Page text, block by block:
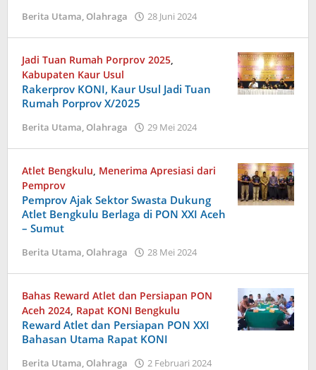
Berita Utama, Olahraga 28 Juni 2024
Jadi Tuan Rumah Porprov 2025,
Kabupaten Kaur Usul
Rakerprov KONI, Kaur Usul Jadi Tuan
Rumah Porprov X/2025
Berita Utama, Olahraga 29 Mei 2024
Atlet Bengkulu, Menerima Apresiasi dari
Pemprov
Pemprov Ajak Sektor Swasta Dukung
Atlet Bengkulu Berlaga di PON XXI Aceh
– Sumut
Berita Utama, Olahraga 28 Mei 2024
Bahas Reward Atlet dan Persiapan PON
Aceh 2024, Rapat KONI Bengkulu
Reward Atlet dan Persiapan PON XXI
Bahasan Utama Rapat KONI
Berita Utama, Olahraga 2 Februari 2024